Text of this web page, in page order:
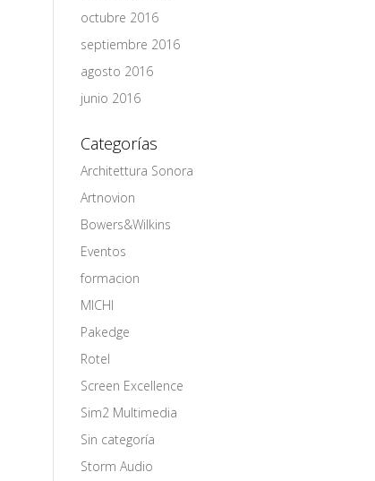
octubre 2016
septiembre 2016
agosto 2016
junio 2016
Categorías
Architettura Sonora
Artnovion
Bowers&Wilkins
Eventos
formacion
MICHI
Pakedge
Rotel
Screen Excellence
Sim2 Multimedia
Sin categoría
Storm Audio